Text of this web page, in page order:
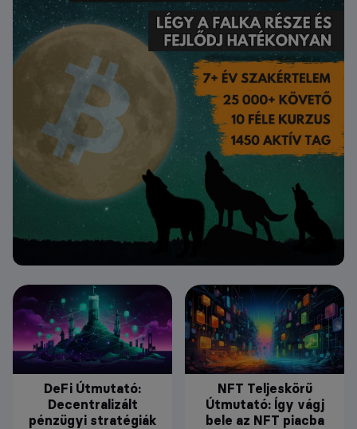
DeFi Útmutató:
Decentralizált
pénzügyi stratégiák
NFT Teljeskörű
Útmutató: Így vágj
bele az NFT piacba